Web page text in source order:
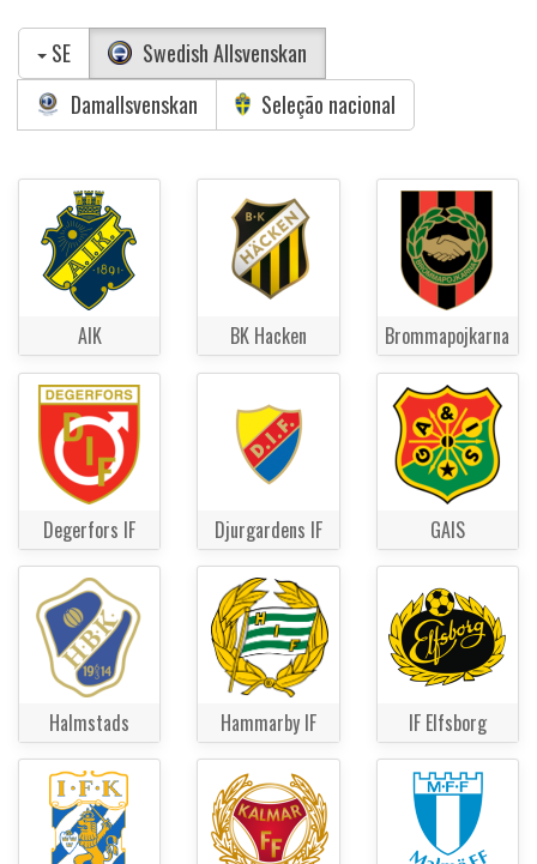
SE
Swedish Allsvenskan
Damallsvenskan
Seleção nacional
AIK BK Hacken Brommapojkarna
Degerfors IF Djurgardens IF GAIS
Halmstads Hammarby IF IF Elfsborg